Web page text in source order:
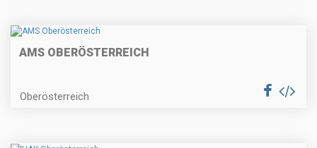
AMS OBERÖSTERREICH
Oberösterreich